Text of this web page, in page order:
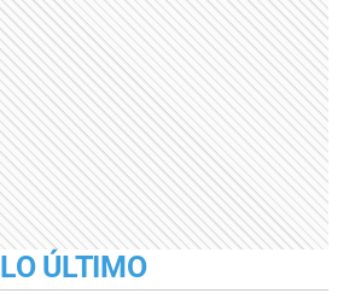
LO ÚLTIMO